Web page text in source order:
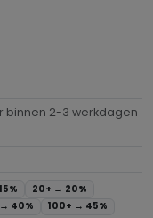
binnen 2-3 werkdagen
15% 20+ → 20%
40% 100+ → 45%